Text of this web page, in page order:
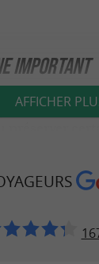
IMPORTANT
de la
Dame :
centralest
AFFICHER